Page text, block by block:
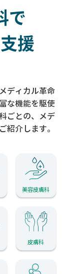
で
援
ディカル革命
な機能を駆使
ごとの、メデ
紹介します。
美容皮膚科
皮膚科